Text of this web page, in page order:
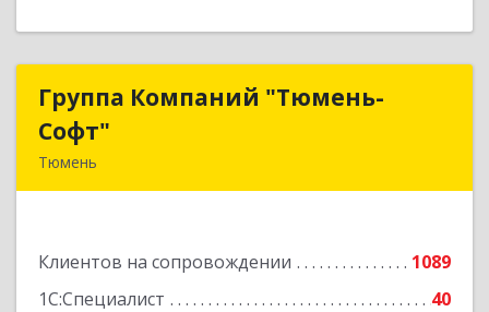
Группа Компаний "Тюмень-
Софт"
Тюмень
Клиентов на сопровождении
1089
1С:Специалист
40
Группа Компаний "Тюмень-
Подробнее